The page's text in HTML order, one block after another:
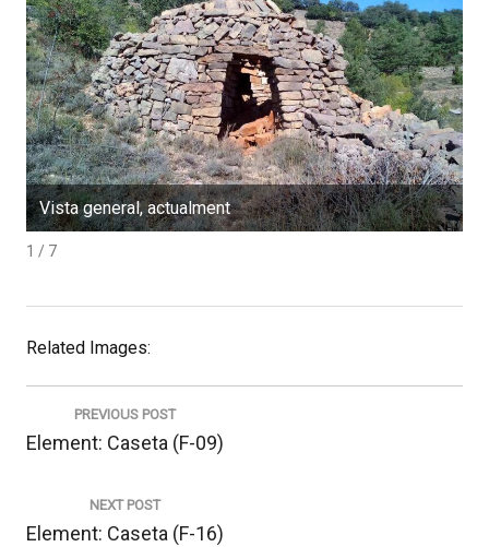
Vista general, actualment
1 / 7
Related Images:
Navegació
d'entrades
PREVIOUS POST
Previous
Element: Caseta (F-09)
NEXT POST
Next
Element: Caseta (F-16)